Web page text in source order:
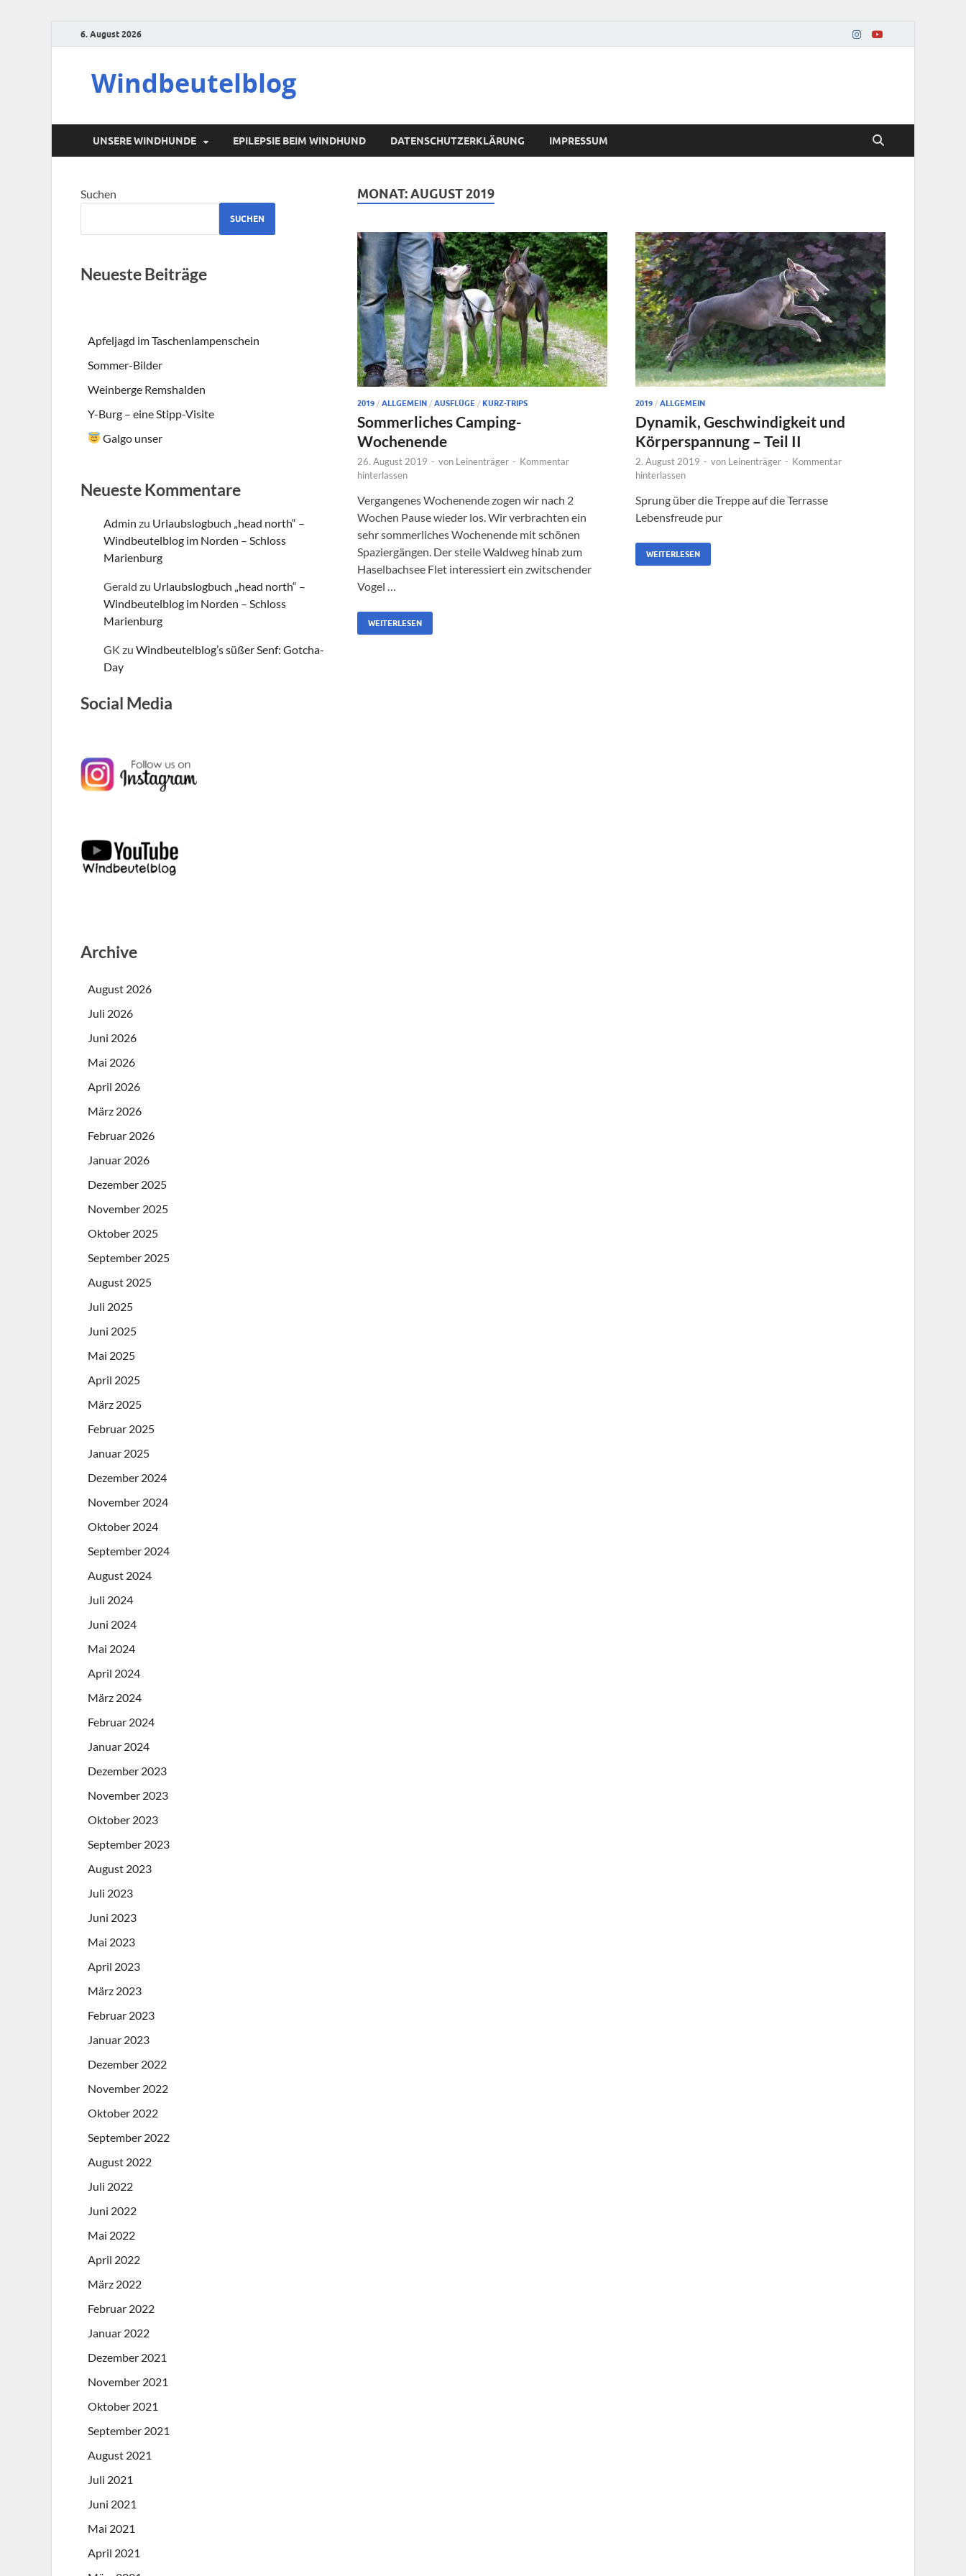
6. August 2026
Windbeutelblog
UNSERE WINDHUNDE EPILEPSIE BEIM WINDHUND DATENSCHUTZERKLÄRUNG IMPRESSUM
MONAT:AUGUST 2019
2019 / ALLGEMEIN / AUSFLÜGE / KURZ-TRIPS
Sommerliches Camping-
Wochenende
26. August 2019 - von Leinenträger - Kommentar
hinterlassen
Vergangenes Wochenende zogen wir nach 2
Wochen Pause wieder los. Wir verbrachten ein
sehr sommerliches Wochenende mit schönen
Spaziergängen. Der steile Waldweg hinab zum
Haselbachsee Flet interessiert ein zwitschender
Vogel …
WEITERLESEN
2019 / ALLGEMEIN
Dynamik, Geschwindigkeit und
Körperspannung – Teil II
2. August 2019 - von Leinenträger - Kommentar
hinterlassen
Sprung über die Treppe auf die Terrasse
Lebensfreude pur
WEITERLESEN
Suchen
SUCHEN
Neueste Beiträge
Apfeljagd im Taschenlampenschein
Sommer-Bilder
Weinberge Remshalden
Y-Burg – eine Stipp-Visite
Galgo unser
Neueste Kommentare
Admin zu Urlaubslogbuch „head north“ –
Windbeutelblog im Norden – Schloss
Marienburg
Gerald zu Urlaubslogbuch „head north“ –
Windbeutelblog im Norden – Schloss
Marienburg
GK zu Windbeutelblog’s süßer Senf: Gotcha-
Day
Social Media
Archive
August 2026
Juli 2026
Juni 2026
Mai 2026
April 2026
März 2026
Februar 2026
Januar 2026
Dezember 2025
November 2025
Oktober 2025
September 2025
August 2025
Juli 2025
Juni 2025
Mai 2025
April 2025
März 2025
Februar 2025
Januar 2025
Dezember 2024
November 2024
Oktober 2024
September 2024
August 2024
Juli 2024
Juni 2024
Mai 2024
April 2024
März 2024
Februar 2024
Januar 2024
Dezember 2023
November 2023
Oktober 2023
September 2023
August 2023
Juli 2023
Juni 2023
Mai 2023
April 2023
März 2023
Februar 2023
Januar 2023
Dezember 2022
November 2022
Oktober 2022
September 2022
August 2022
Juli 2022
Juni 2022
Mai 2022
April 2022
März 2022
Februar 2022
Januar 2022
Dezember 2021
November 2021
Oktober 2021
September 2021
August 2021
Juli 2021
Juni 2021
Mai 2021
April 2021